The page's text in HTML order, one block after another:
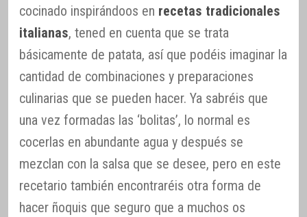
cocinado inspirándoos en recetas tradicionales
italianas, tened en cuenta que se trata
básicamente de patata, así que podéis imaginar la
cantidad de combinaciones y preparaciones
culinarias que se pueden hacer. Ya sabréis que
una vez formadas las ‘bolitas’, lo normal es
cocerlas en abundante agua y después se
mezclan con la salsa que se desee, pero en este
recetario también encontraréis otra forma de
hacer ñoquis que seguro que a muchos os